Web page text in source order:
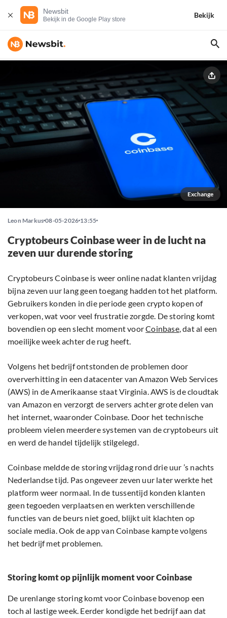
Newsbit
Bekijk in de Google Play store
Bekijk
Exchange
Leon Markus 08-05-2026 13:55
Cryptobeurs Coinbase weer in de lucht na
zeven uur durende storing
Cryptobeurs Coinbase is weer online nadat klanten vrijdag
bijna zeven uur lang geen toegang hadden tot het platform.
Gebruikers konden in die periode geen crypto kopen of
verkopen, wat voor veel frustratie zorgde. De storing komt
bovendien op een slecht moment voorCoinbase, dat al een
moeilijke week achter de rug heeft.
Volgens het bedrijf ontstonden de problemen door
oververhitting in een datacenter van Amazon Web Services
(AWS) in de Amerikaanse staat Virginia. AWS is de cloudtak
van Amazon en verzorgt de servers achter grote delen van
het internet, waaronder Coinbase. Door het technische
probleem vielen meerdere systemen van de cryptobeurs uit
en werd de handel tijdelijk stilgelegd.
Coinbase meldde de storing vrijdag rond drie uur ’s nachts
Nederlandse tijd. Pas ongeveer zeven uur later werkte het
platform weer normaal. In de tussentijd konden klanten
geen tegoeden verplaatsen en werkten verschillende
functies van de beurs niet goed, blijkt uit klachten op
sociale media. Ook de app van Coinbase kampte volgens
het bedrijf met problemen.
Storing komt op pijnlijk moment voor Coinbase
De urenlange storing komt voor Coinbase bovenop een
toch al lastige week. Eerder kondigde het bedrijf aan dat